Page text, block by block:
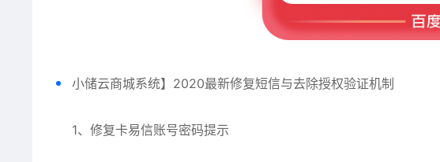
小储云商城系统】2020最新修复短信与去除授权验证机制
1、修复卡易信账号密码提示